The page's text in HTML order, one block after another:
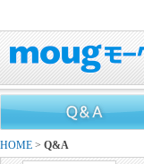
HOME > Q&A